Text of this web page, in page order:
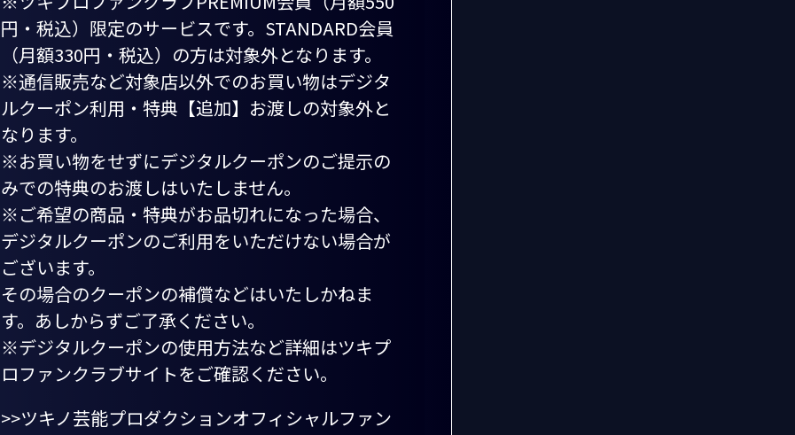
円・税込）限定のサービスです。STANDARD会員
（月額330円・税込）の方は対象外となります。
※通信販売など対象店以外でのお買い物はデジタ
ルクーポン利用・特典【追加】お渡しの対象外と
なります。
※お買い物をせずにデジタルクーポンのご提示の
みでの特典のお渡しはいたしません。
※ご希望の商品・特典がお品切れになった場合、
デジタルクーポンのご利用をいただけない場合が
ございます。
その場合のクーポンの補償などはいたしかねま
す。あしからずご了承ください。
※デジタルクーポンの使用方法など詳細はツキプ
ロファンクラブサイトをご確認ください。
>>ツキノ芸能プロダクションオフィシャルファン